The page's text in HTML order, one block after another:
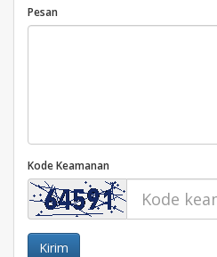
Pesan
Kode Keamanan
Kirim